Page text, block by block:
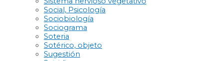
Social, Psicología
Sociobiología
Sociograma
Soteria
Sotérico, objeto
Sugestión